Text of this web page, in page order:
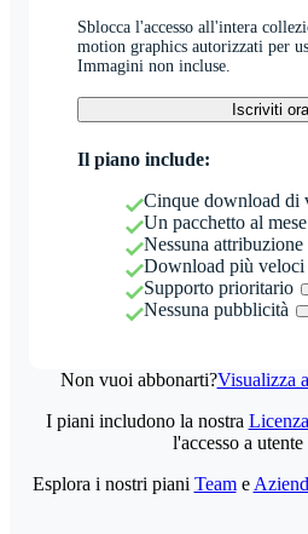
Sblocca l'accesso all'intera
motion graphics autorizzati per
Immagini non incluse.
Iscriviti ora
Il piano include:
Cinque download di
Un pacchetto al mese
Nessuna attribuzione
Download più veloci
Supporto prioritario
Nessuna pubblicità
Non vuoi abbonarti?Visualizza
I piani includono la nostra
l'accesso a
Esplora i nostri piani Teame